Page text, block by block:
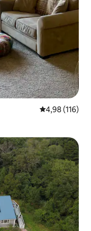
4,98 av 5 i
4,98 (116)